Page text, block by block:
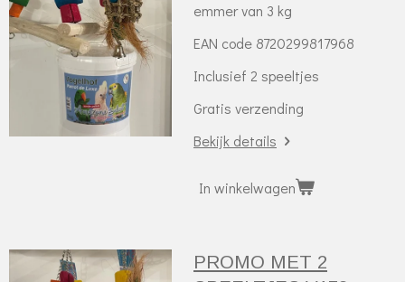
emmer van 3 kg
EAN code 8720299817968
Inclusief 2 speeltjes
Gratis verzending
Bekijk details
In winkelwagen
PROMO MET 2